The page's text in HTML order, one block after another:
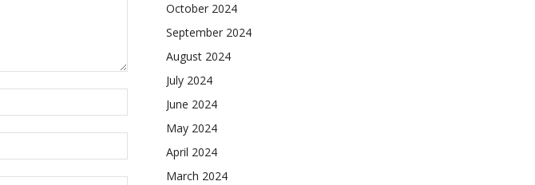
October 2024
September 2024
August 2024
July 2024
June 2024
May 2024
April 2024
March 2024